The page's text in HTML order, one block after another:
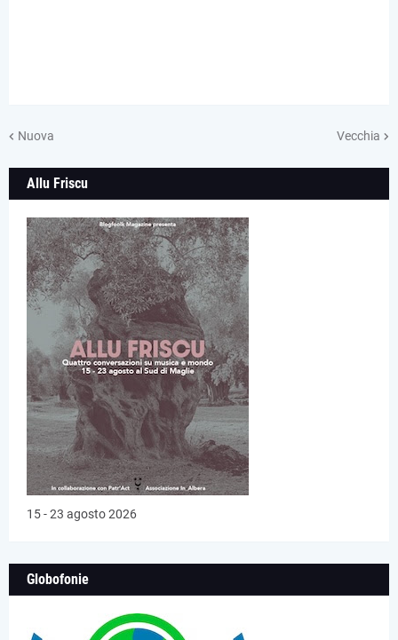
Nuova Vecchia
Allu Friscu
15 - 23 agosto 2026
Globofonie